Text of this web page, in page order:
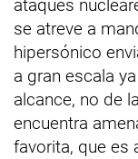
ataques
se atreve a
hipersónico
a gran escala
alcance, no de
encuentra
favorita, que es